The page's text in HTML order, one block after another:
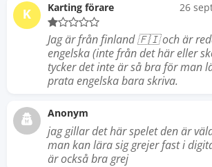
K Karting förare 26
Jag är från finland 🇫🇮 och är
engelska (inte från det här eller
tycker det inte är så bra för man
prata engelska bara skriva.
Anonym
jag gillar det här spelet den är
man kan lära sig grejer fast i
är också bra grej